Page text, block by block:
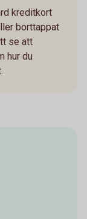
kreditkort
borttappat
se att
hur du